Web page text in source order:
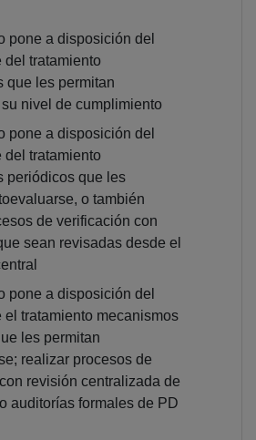
pone a disposición del
del tratamiento
que les permitan
nivel de cumplimiento
pone a disposición del
del tratamiento
periódicos que les
o también
de verificación con
sean revisadas desde el
pone a disposición del
el tratamiento mecanismos
les permitan
realizar procesos de
revisión centralizada de
auditorías formales de PD